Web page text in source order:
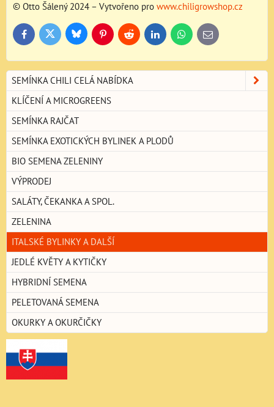
© Otto Šálený 2024 – Vytvořeno pro www.chiligrowshop.cz
FacebookTwitter BlueskyPinterestReddit LinkedInWhatsApp
E-
mail
SEMÍNKA CHILI CELÁ NABÍDKA
KLÍČENÍ A MICROGREENS
SEMÍNKA RAJČAT
SEMÍNKA EXOTICKÝCH BYLINEK A PLODŮ
BIO SEMENA ZELENINY
VÝPRODEJ
SALÁTY, ČEKANKA A SPOL.
ZELENINA
ITALSKÉ BYLINKY A DALŠÍ
JEDLÉ KVĚTY A KYTIČKY
HYBRIDNÍ SEMENA
PELETOVANÁ SEMENA
OKURKY A OKURČIČKY